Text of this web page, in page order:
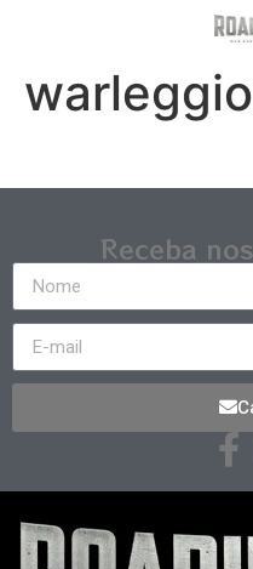
Receba